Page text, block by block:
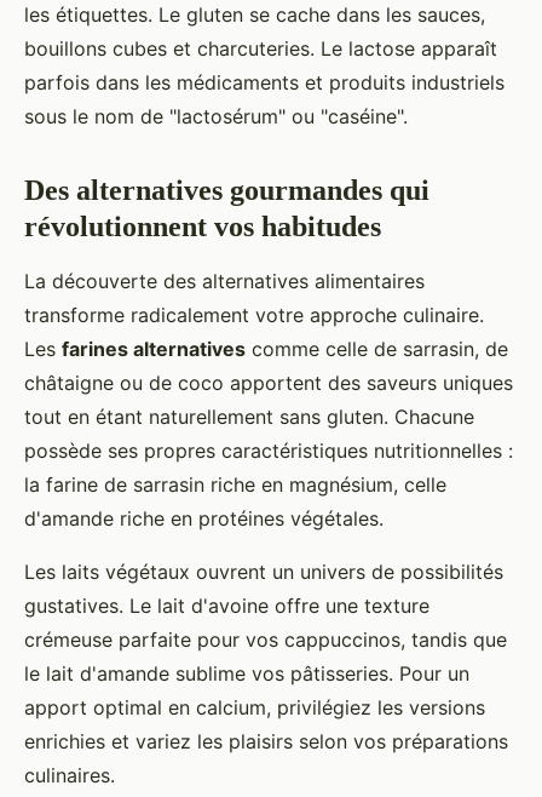
les étiquettes. Le gluten se cache dans les sauces,
bouillons cubes et charcuteries. Le lactose apparaît
parfois dans les médicaments et produits industriels
sous le nom de "lactosérum" ou "caséine".
Des alternatives gourmandes qui
révolutionnent vos habitudes
La découverte des alternatives alimentaires
transforme radicalement votre approche culinaire.
Les farines alternatives comme celle de sarrasin, de
châtaigne ou de coco apportent des saveurs uniques
tout en étant naturellement sans gluten. Chacune
possède ses propres caractéristiques nutritionnelles :
la farine de sarrasin riche en magnésium, celle
d'amande riche en protéines végétales.
Les laits végétaux ouvrent un univers de possibilités
gustatives. Le lait d'avoine offre une texture
crémeuse parfaite pour vos cappuccinos, tandis que
le lait d'amande sublime vos pâtisseries. Pour un
apport optimal en calcium, privilégiez les versions
enrichies et variez les plaisirs selon vos préparations
culinaires.